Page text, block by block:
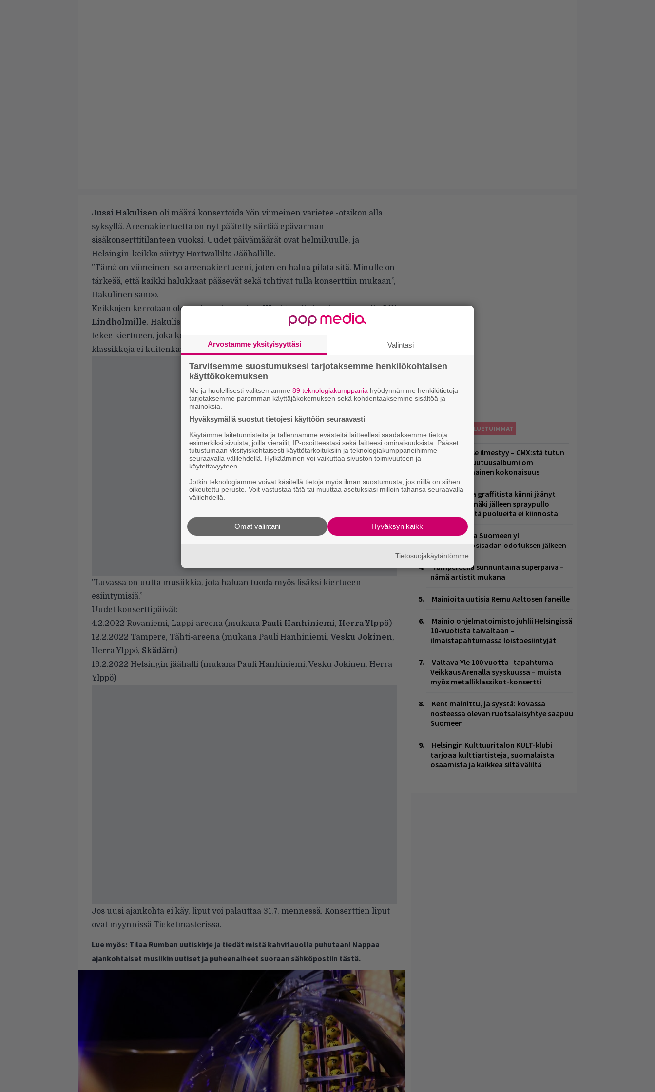
Jussi Hakulisen oli määrä konsertoida Yön viimeinen varietee -otsikon alla
syksyllä. Areenakiertuetta on nyt päätetty siirtää epävarman
sisäkonserttitilanteen vuoksi. Uudet päivämäärät ovat helmikuulle, ja
Helsingin-keikka siirtyy Hartwallilta Jäähallille.
”Tämä on viimeinen iso areenakiertueeni, joten en halua pilata sitä. Minulle on
tärkeää, että kaikki halukkaat pääsevät sekä tohtivat tulla konserttiin mukaan”,
Hakulinen sanoo.
Keikkojen kerrotaan olevan kunnianosoitusYö-yhtyeelle ja edesmenneelleOlli
Lindholmille. Hakulisen mukaan tämä on myös viimeinen kerta, kun hän
tekee kiertueen, joka keskittyy hänen Yölle kirjoittamiinsa kappaleisiin. Pelkkiä
klassikkoja ei kuitenkaan ole ohjelmassa:
”Luvassa on uutta musiikkia, jota haluan tuoda myös lisäksi kiertueen
esiintymisiä.”
Uudet konserttipäivät:
4.2.2022 Rovaniemi, Lappi-areena (mukana Pauli Hanhiniemi, Herra Ylppö)
12.2.2022 Tampere, Tähti-areena (mukana Pauli Hanhiniemi, Vesku Jokinen,
Herra Ylppö, Skädäm)
19.2.2022 Helsingin jäähalli (mukana Pauli Hanhiniemi, Vesku Jokinen, Herra
Ylppö)
Jos uusi ajankohta ei käy, liput voi palauttaa 31.7. mennessä. Konserttien liput
ovat myynnissä Ticketmasterissa.
Lue myös: Tilaa Rumban uutiskirje ja tiedät mistä kahvitauolla puhutaan! Nappaa
ajankohtaiset musiikin uutiset ja puheenaiheet suoraan sähköpostiin tästä.
LUETUIMMAT
Huomenna se ilmestyy – CMX:stä tutun
A.W. Yrjänän uutuusalbumi om
mammuttimainen kokonaisuus
Laittomasta graffitista kiinni jäänyt
Paavo Arhinmäki jälleen spraypullo
kädessä – näitä puolueita ei kiinnosta
Weezer palaa Suomeen yli
neljännesvuosisadan odotuksen jälkeen
Tampereella sunnuntaina superpäivä –
nämä artistit mukana
Mainioita uutisia Remu Aaltosen faneille
Mainio ohjelmatoimisto juhlii Helsingissä
10-vuotista taivaltaan –
ilmaistapahtumassa loistoesiintyjät
Valtava Yle 100 vuotta -tapahtuma
Veikkaus Arenalla syyskuussa – muista
myös metalliklassikot-konsertti
Kent mainittu, ja syystä: kovassa
nosteessa olevan ruotsalaisyhtye saapuu
Suomeen
Helsingin Kulttuuritalon KULT-klubi
tarjoaa kulttiartisteja, suomalaista
osaamista ja kaikkea siltä väliltä
Arvostamme yksityisyyttäsi Valintasi
Tarvitsemme suostumuksesi tarjotaksemme henkilökohtaisen
käyttökokemuksen
Me ja huolellisesti valitsemamme 89 teknologiakumppania hyödynnämme henkilötietoja
tarjotaksemme paremman käyttäjäkokemuksen sekä kohdentaaksemme sisältöä ja
mainoksia.
Hyväksymällä suostut tietojesi käyttöön seuraavasti
Käytämme laitetunnisteita ja tallennamme evästeitä laitteellesi saadaksemme tietoja
esimerkiksi sivuista, joilla vierailit, IP-osoitteestasi sekä laitteesi ominaisuuksista. Pääset
tutustumaan yksityiskohtaisesti käyttötarkoituksiin ja teknologiakumppaneihimme
seuraavalla välilehdellä. Hylkääminen voi vaikuttaa sivuston toimivuuteen ja
käytettävyyteen.
Jotkin teknologiamme voivat käsitellä tietoja myös ilman suostumusta, jos niillä on siihen
oikeutettu peruste. Voit vastustaa tätä tai muuttaa asetuksiasi milloin tahansa seuraavalla
välilehdellä.
Hyväksyn kaikki
Omat valintani
Tietosuojakäytäntömme